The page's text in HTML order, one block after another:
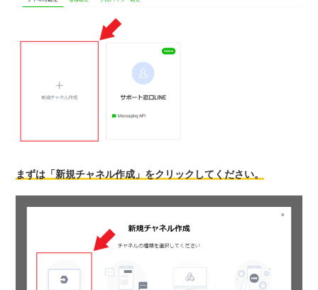
まずは「新規チャネル作成」をクリックしてください。